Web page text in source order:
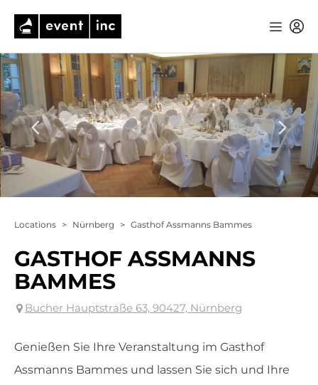
Locations > Nürnberg > Gasthof Assmanns Bammes
GASTHOF ASSMANNS
BAMMES
Bucher Hauptstraße 63, 90427, Nürnberg
Genießen Sie Ihre Veranstaltung im Gasthof
Assmanns Bammes und lassen Sie sich und Ihre